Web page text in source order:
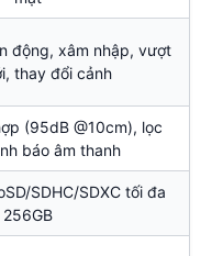
động, xâm nhập, vượt
thay đổi cảnh
(95dB @10cm), lọc
báo âm thanh
SDHC/SDXC tối đa
256GB